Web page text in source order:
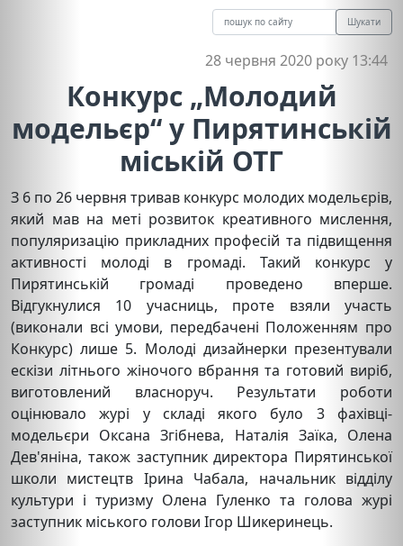
Шукати
28 червня 2020 року 13:44
Конкурс „Молодий
модельєр“ у Пирятинській
міській ОТГ
З 6 по 26 червня тривав конкурс молодих модельєрів,
який мав на меті розвиток креативного мислення,
популяризацію прикладних професій та підвищення
активності молоді в громаді. Такий конкурс у
Пирятинській громаді проведено вперше.
Відгукнулися 10 учасниць, проте взяли участь
(виконали всі умови, передбачені Положенням про
Конкурс) лише 5. Молоді дизайнерки презентували
ескізи літнього жіночого вбрання та готовий виріб,
виготовлений власноруч. Результати роботи
оцінювало журі у складі якого було 3 фахівці-
модельєри Оксана Згібнева, Наталія Заїка, Олена
Дев'яніна, також заступник директора Пирятинської
школи мистецтв Ірина Чабала, начальник відділу
культури і туризму Олена Гуленко та голова журі
заступник міського голови Ігор Шикеринець.